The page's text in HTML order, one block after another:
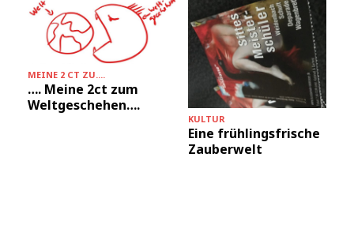
MEINE 2 CT ZU....
…. Meine 2ct zum
Weltgeschehen….
KULTUR
Eine frühlingsfrische
Zauberwelt